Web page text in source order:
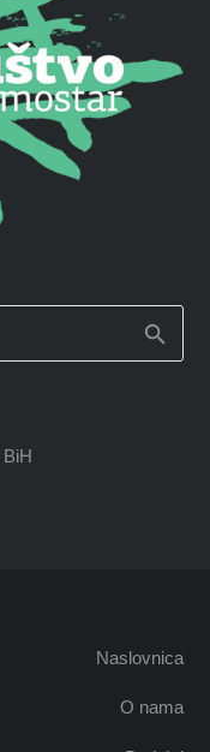
Naslovnica
O nama